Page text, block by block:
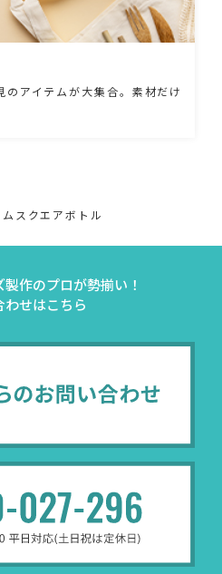
アイテムが大集合。素材だけ
スクエアボトル
作のプロが勢揃い！
わせはこちら